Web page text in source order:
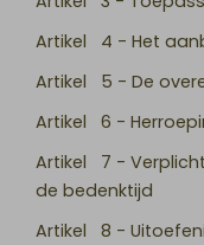
Artikel 4 - Het
Artikel 5 - De
Artikel 6 -
Artikel 7 -
de bedenktijd
Artikel 8 -